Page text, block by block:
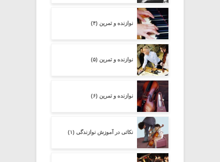
نوازنده و تمرین (۴)
نوازنده و تمرین (۵)
نوازنده و تمرین (۶)
نکاتی در آموزش نوازندگی (۱)